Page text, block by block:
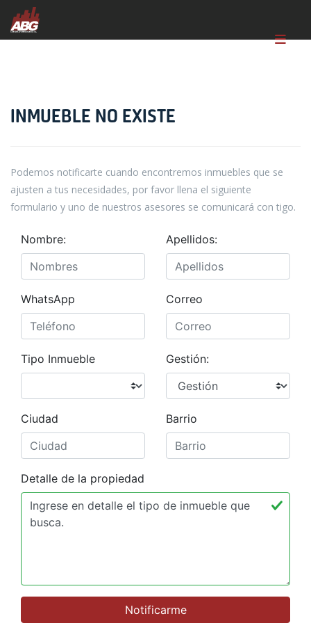
INMUEBLE NO EXISTE
Podemos notificarte cuando encontremos inmuebles que se
ajusten a tus necesidades, por favor llena el siguiente
formulario y uno de nuestros asesores se comunicará con tigo.